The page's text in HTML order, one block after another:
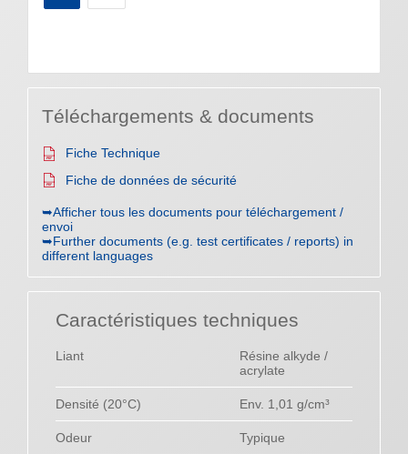
Téléchargements & documents
Fiche Technique
Fiche de données de sécurité
➥Afficher tous les documents pour téléchargement /
envoi
➥Further documents (e.g. test certificates / reports) in
different languages
Caractéristiques techniques
Liant
Résine alkyde /
acrylate
Densité (20°C) Env. 1,01 g/cm³
Odeur Typique